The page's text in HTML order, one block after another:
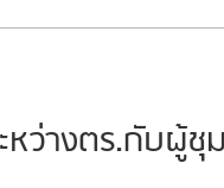
ว่างตร.กับผู้ชุ